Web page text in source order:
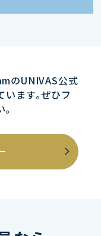
のUNIVAS公式
います｡ぜひフ
｡